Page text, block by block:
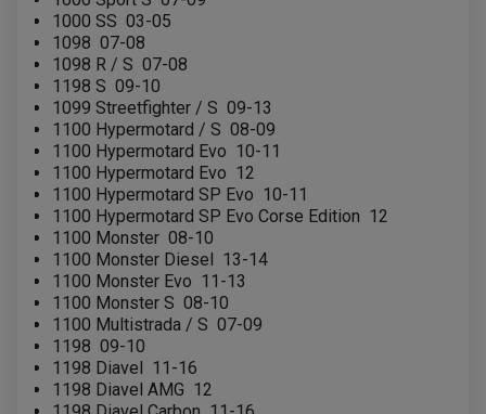
1000 SS 03-05
1098 07-08
1098 R / S 07-08
1198 S 09-10
1099 Streetfighter / S 09-13
1100 Hypermotard / S 08-09
1100 Hypermotard Evo 10-11
1100 Hypermotard Evo 12
1100 Hypermotard SP Evo 10-11
1100 Hypermotard SP Evo Corse Edition 12
1100 Monster 08-10
1100 Monster Diesel 13-14
1100 Monster Evo 11-13
1100 Monster S 08-10
1100 Multistrada / S 07-09
1198 09-10
1198 Diavel 11-16
1198 Diavel AMG 12